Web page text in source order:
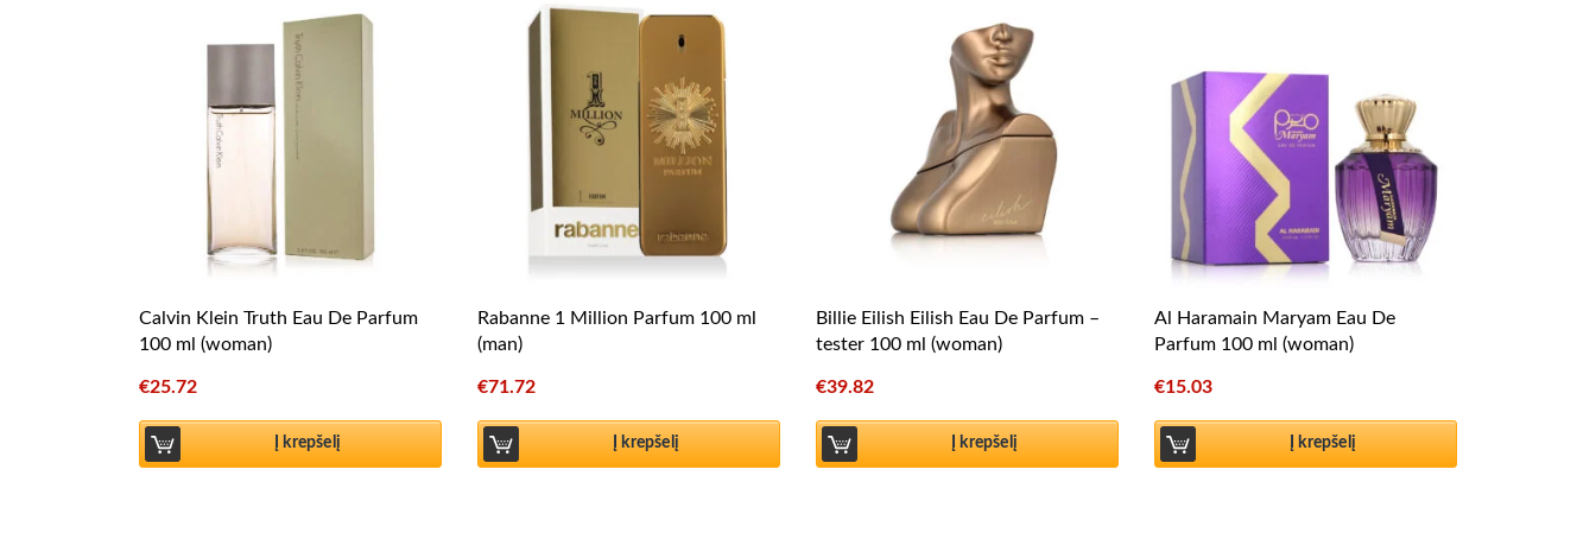
Calvin Klein Truth Eau De Parfum
100 ml (woman)
€25.72
Į krepšelį
Rabanne 1 Million Parfum 100 ml
(man)
€71.72
Į krepšelį
Billie Eilish Eilish Eau De Parfum –
tester 100 ml (woman)
€39.82
Į krepšelį
Al Haramain Maryam Eau De
Parfum 100 ml (woman)
€15.03
Į krepšelį